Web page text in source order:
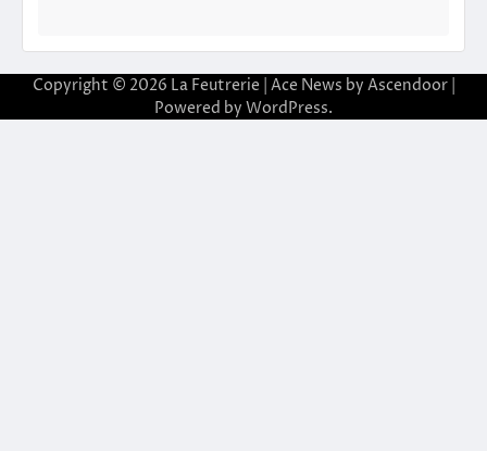
Copyright © 2026 La Feutrerie | Ace News by Ascendoor|
Powered by WordPress.